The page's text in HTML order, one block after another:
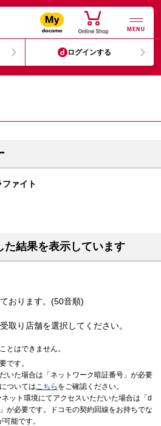
MENU
ログインする
ァイト
た結果を表示しています
おります。(50音順)
取り店舗を選択してください。
とはできません。
です。
いた場合は「ネットワーク暗証番号」が必要
ついてはこちら をご確認ください。
ット環境にてアクセスいただいた場合は「d
が必要です。ドコモの契約回線をお持ちでな
能です。